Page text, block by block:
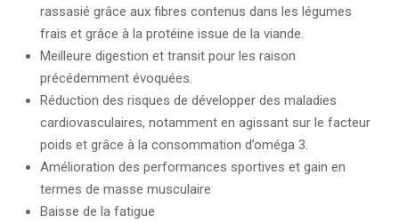
rassasié grâce aux fibres contenus dans les légumes
frais et grâce à la protéine issue de la viande.
Meilleure digestion et transit pour les raison
précédemment évoquées.
Réduction des risques de développer des maladies
cardiovasculaires, notamment en agissant sur le facteur
poids et grâce à la consommation d’oméga 3.
Amélioration des performances sportives et gain en
termes de masse musculaire
Baisse de la fatigue